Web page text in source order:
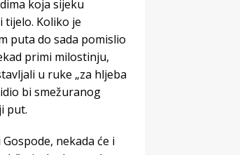
koja sijeku
tijelo. Koliko je
puta do sada pomislio
primi milostinju,
u ruke „za hljeba
bi smežuranog
put.
nekada će i